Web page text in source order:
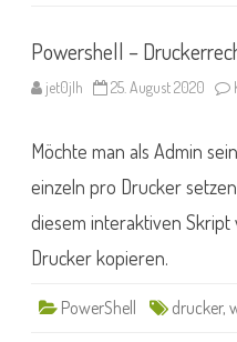
Powershell –
jet0jlh 25. August 2020
Möchte man als Admin
einzeln pro Drucker
diesem interaktiven
Drucker kopieren.
PowerShell drucker,